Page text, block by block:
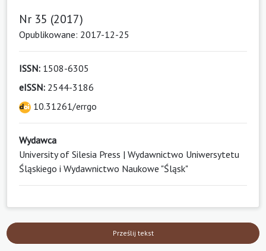
Nr 35 (2017)
Opublikowane: 2017-12-25
ISSN: 1508-6305
eISSN: 2544-3186
10.31261/errgo
Wydawca
University of Silesia Press | Wydawnictwo Uniwersytetu
Śląskiego i Wydawnictwo Naukowe "Śląsk"
Prześlij tekst